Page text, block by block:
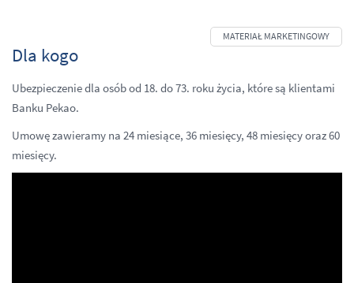
Dla kogo
Ubezpieczenie dla osób od 18. do 73. roku życia, które są klientami
Banku Pekao.
Umowę zawieramy na 24 miesiące, 36 miesięcy, 48 miesięcy oraz 60
miesięcy.